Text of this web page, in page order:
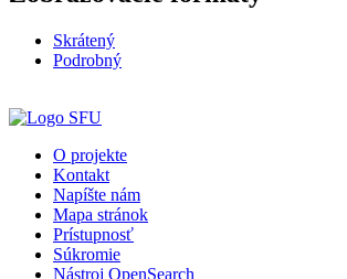
Skrátený
Podrobný
O projekte
Kontakt
Napíšte nám
Mapa stránok
Prístupnosť
Súkromie
Nástroj OpenSearch